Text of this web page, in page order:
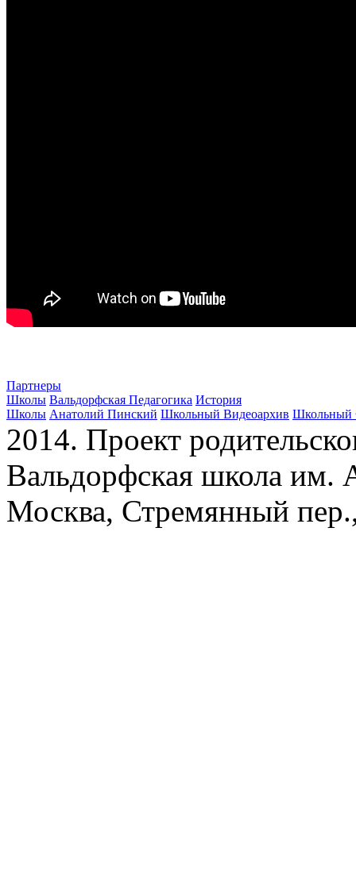
Партнеры
Школы Вальдорфская Педагогика История
Школы Анатолий Пинский Школьный Видеоархив Школьный
2014. Проект
Вальдорфская школа им.
Москва, Стремянный